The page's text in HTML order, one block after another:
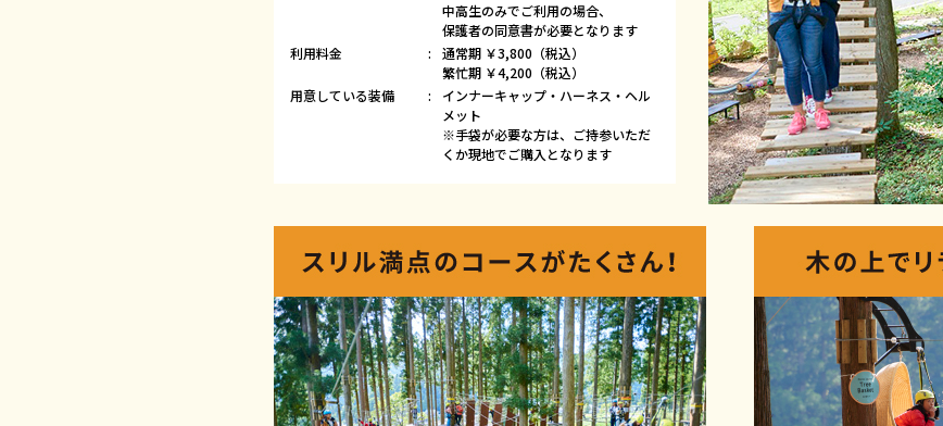
中高生のみでご利用の場合、
保護者の同意書が必要となります
利用料金
通常期 ￥3,800（税込）
繁忙期 ￥4,200（税込）
用意している装備
インナーキャップ・ハーネス・ヘル
メット
※手袋が必要な方は、ご持参いただ
くか現地でご購入となります